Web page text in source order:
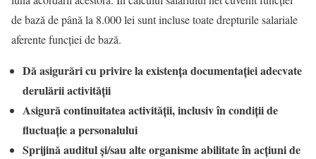
de bază de până la 8.000 lei sunt incluse toate drepturile salariale
aferente funcției de bază.
Dă asigurări cu privire la existența documentației adecvate
derulării activității
Asigură continuitatea activității, inclusiv în condiții de
fluctuație a personalului
Sprijină auditul și/sau alte organisme abilitate în acțiuni de